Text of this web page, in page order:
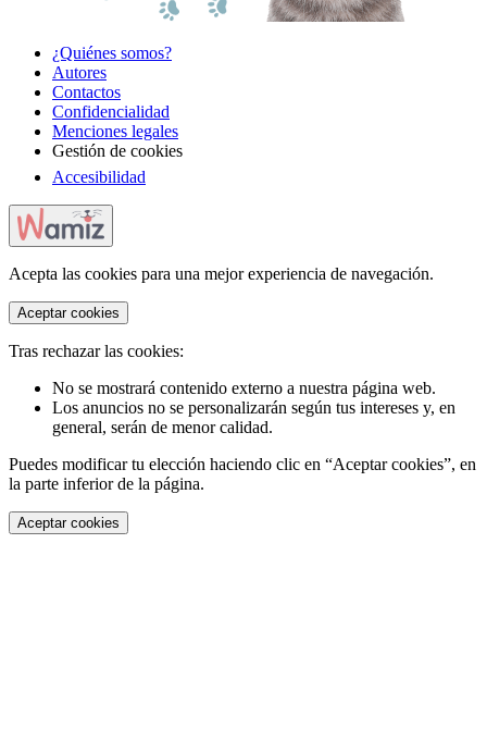
¿Quiénes somos?
Autores
Contactos
Confidencialidad
Menciones legales
Gestión de cookies
Accesibilidad
Acepta las cookies para una mejor experiencia de navegación.
Aceptar cookies
Tras rechazar las cookies:
No se mostrará contenido externo a nuestra página web.
Los anuncios no se personalizarán según tus intereses y, en
general, serán de menor calidad.
Puedes modificar tu elección haciendo clic en “Aceptar cookies”, en
la parte inferior de la página.
Aceptar cookies